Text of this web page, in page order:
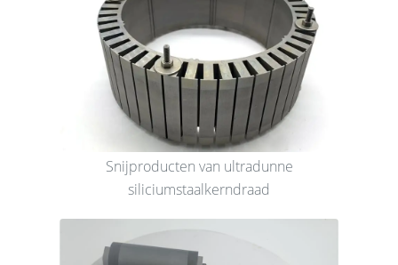
Snijproducten van ultradunne
siliciumstaalkerndraad